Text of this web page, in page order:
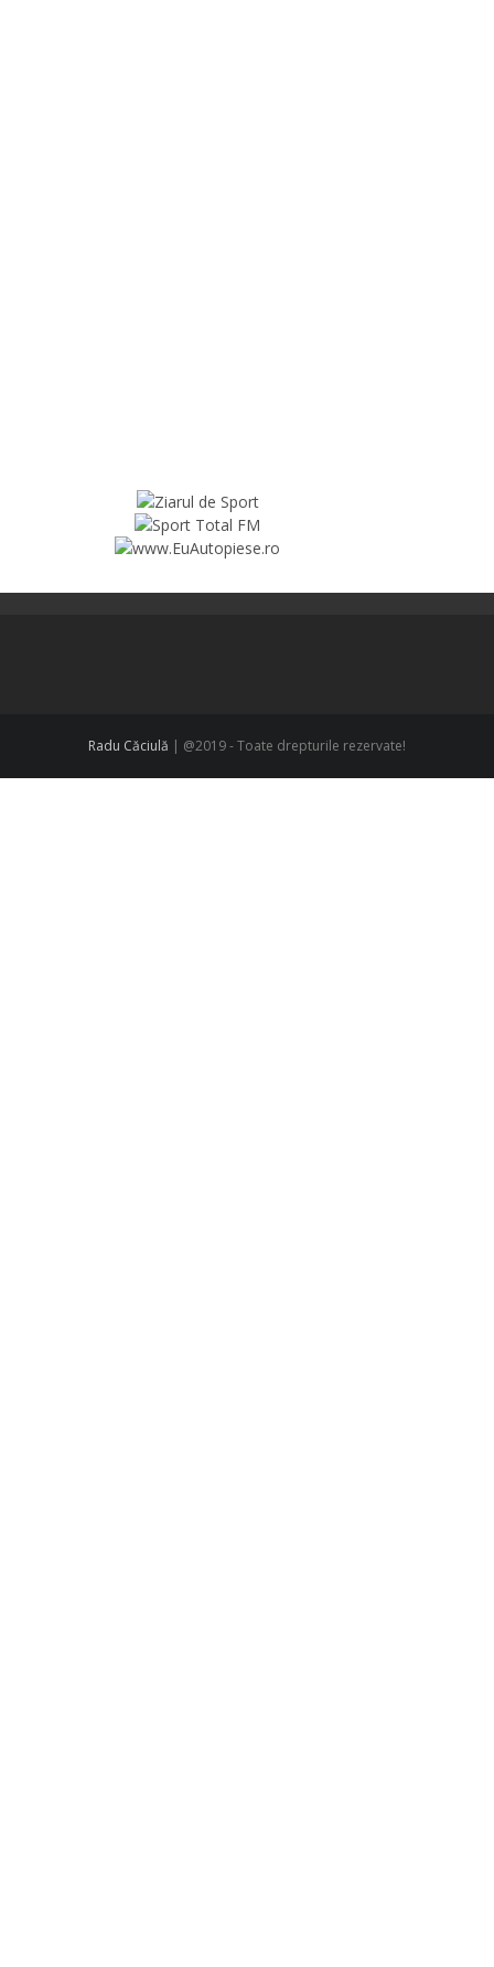
Radu Căciulă | @2019 - Toate drepturile rezervate!